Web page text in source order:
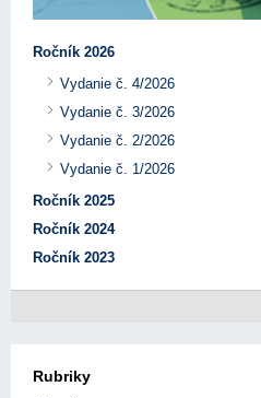
Ročník 2026
Vydanie č. 4/2026
Vydanie č. 3/2026
Vydanie č. 2/2026
Vydanie č. 1/2026
Ročník 2025
Ročník 2024
Ročník 2023
Rubriky